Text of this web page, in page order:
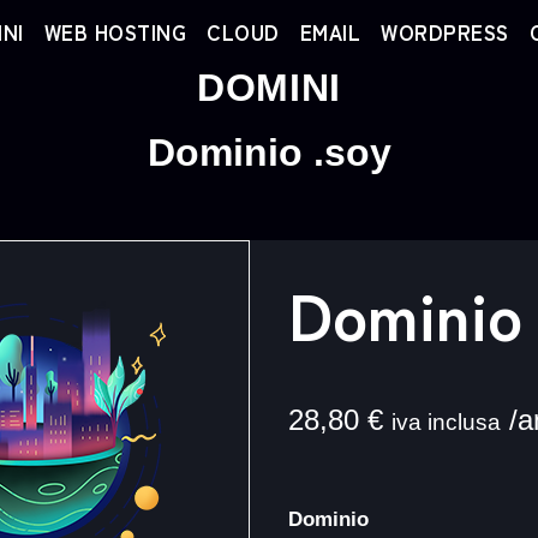
WEB HOSTING CLOUD EMAIL WORDPRESS
DOMINI
Dominio .soy
28,80 € iva inclusa /
Dominio